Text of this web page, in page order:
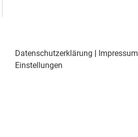
Datenschutzerklärung Impressum
Einstellungen